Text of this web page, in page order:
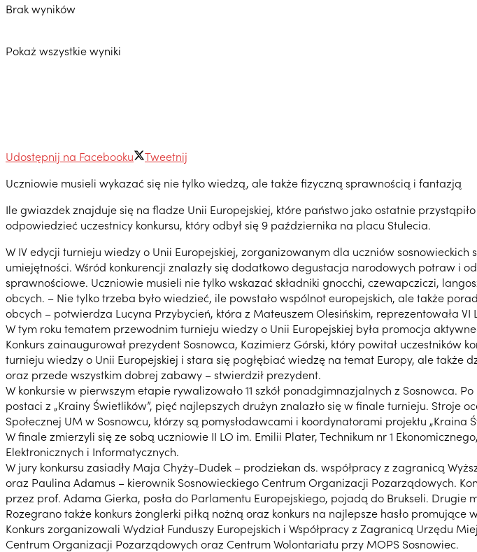
Brak wyników
Pokaż wszystkie wyniki
Udostępnij na Facebooku
Tweetnij
Uczniowie musieli wykazać się nie tylko wiedzą, ale także fizyczną sprawnością i fantazją
Ile gwiazdek znajduje się na fladze Unii Europejskiej, które państwo jako ostatnie
odpowiedzieć uczestnicy konkursu, który odbył się 9 października na placu Stulecia.
W IV edycji turnieju wiedzy o Unii Europejskiej, zorganizowanym dla uczniów
umiejętności. Wśród konkurencji znalazły się dodatkowo degustacja narodowych potraw i
sprawnościowe. Uczniowie musieli nie tylko wskazać składniki gnocchi, czewapcziczi,
obcych. – Nie tylko trzeba było wiedzieć, ile powstało wspólnot europejskich, ale także
obcych – potwierdza Lucyna Przybycień, która z Mateuszem Olesińskim, reprezentowała VI
W tym roku tematem przewodnim turnieju wiedzy o Unii Europejskiej była promocja
Konkurs zainaugurował prezydent Sosnowca, Kazimierz Górski, który powitał uczestników
turnieju wiedzy o Unii Europejskiej i stara się pogłębiać wiedzę na temat Europy, ale także
oraz przede wszystkim dobrej zabawy – stwierdził prezydent.
W konkursie w pierwszym etapie rywalizowało 11 szkół ponadgimnazjalnych z Sosnowca.
postaci z „Krainy Świetlików”, pięć najlepszych drużyn znalazło się w finale turnieju. Stroje
Społecznej UM w Sosnowcu, którzy są pomysłodawcami i koordynatorami projektu „Kraina
W finale zmierzyli się ze sobą uczniowie II LO im. Emilii Plater, Technikum nr 1
Elektronicznych i Informatycznych.
W jury konkursu zasiadły Maja Chyży-Dudek – prodziekan ds. współpracy z zagranicą
oraz Paulina Adamus – kierownik Sosnowieckiego Centrum Organizacji Pozarządowych.
przez prof. Adama Gierka, posła do Parlamentu Europejskiego, pojadą do Brukseli. Drugie
Rozegrano także konkurs żonglerki piłką nożną oraz konkurs na najlepsze hasło promujące
Konkurs zorganizowali Wydział Funduszy Europejskich i Współpracy z Zagranicą Urzędu
Centrum Organizacji Pozarządowych oraz Centrum Wolontariatu przy MOPS Sosnowiec.